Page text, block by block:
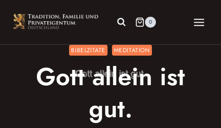
Inhalt
springen
0
BIBELZITATE MEDITATION
Gott allein ist
gut.